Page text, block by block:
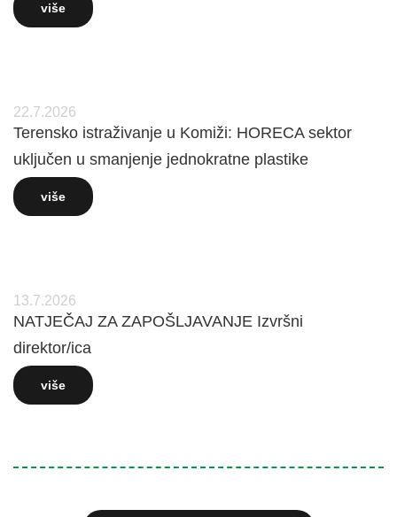
više
22.7.2026
Terensko istraživanje u Komiži: HORECA sektor
uključen u smanjenje jednokratne plastike
više
13.7.2026
NATJEČAJ ZA ZAPOŠLJAVANJE Izvršni
direktor/ica
više